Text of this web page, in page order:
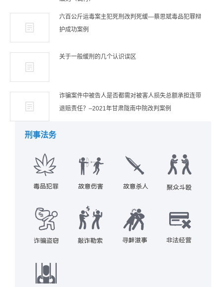
六百公斤运毒案主犯死刑改判死缓—蔡思斌毒品犯罪辩
护成功案例
关于一般缓刑的几个认识误区
诈骗案件中被告人是否都需对被害人损失总额承担连带
退赔责任？–2021年甘肃陇南中院改判案例
刑事法务